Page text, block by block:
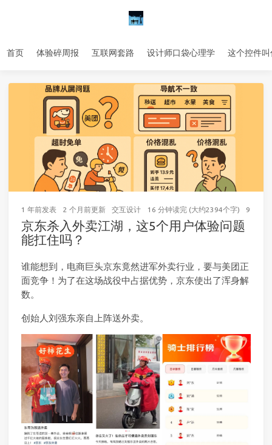
首页 体验碎周报 互联网套路 设计师口袋心理学 这个控件叫
1 年前发表 2 个月前更新 交互设计 16 分钟读完 (大约2394个字) 99
京东杀入外卖江湖，这5个用户体验问题
能扛住吗？
谁能想到，电商巨头京东竟然进军外卖行业，要与美团正
面竞争！为了在这场战役中占据优势，京东使出了浑身解
数。
创始人刘强东亲自上阵送外卖。